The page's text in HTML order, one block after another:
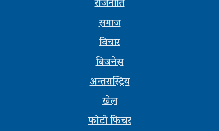
राजनीति
समाज
विचार
बिजनेस
अन्तरास्ट्रिय
खेल
फोटो फिचर